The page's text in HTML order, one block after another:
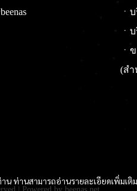
ท่านสามารถอ่านรายละเอียดเพิ่มเติม
ㆍ
ㆍ
ㆍ
(สำ